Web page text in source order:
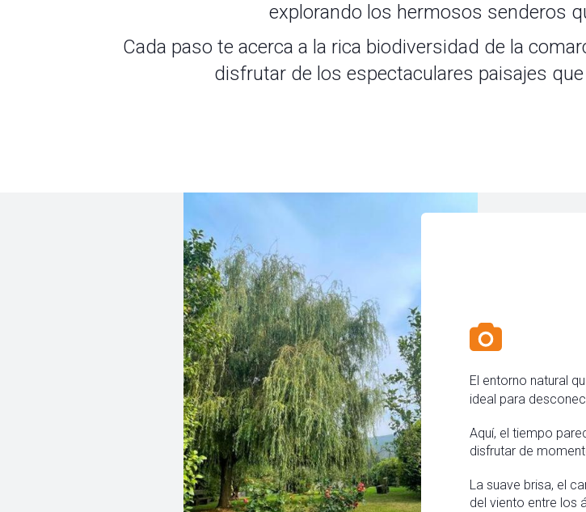
explorando los hermosos senderos
Cada paso te acerca a la rica biodiversidad de la
disfrutar de los espectaculares paisajes
El entorno natural
ideal para
Aquí, el tiempo
disfrutar de
La suave brisa, el
del viento entre los